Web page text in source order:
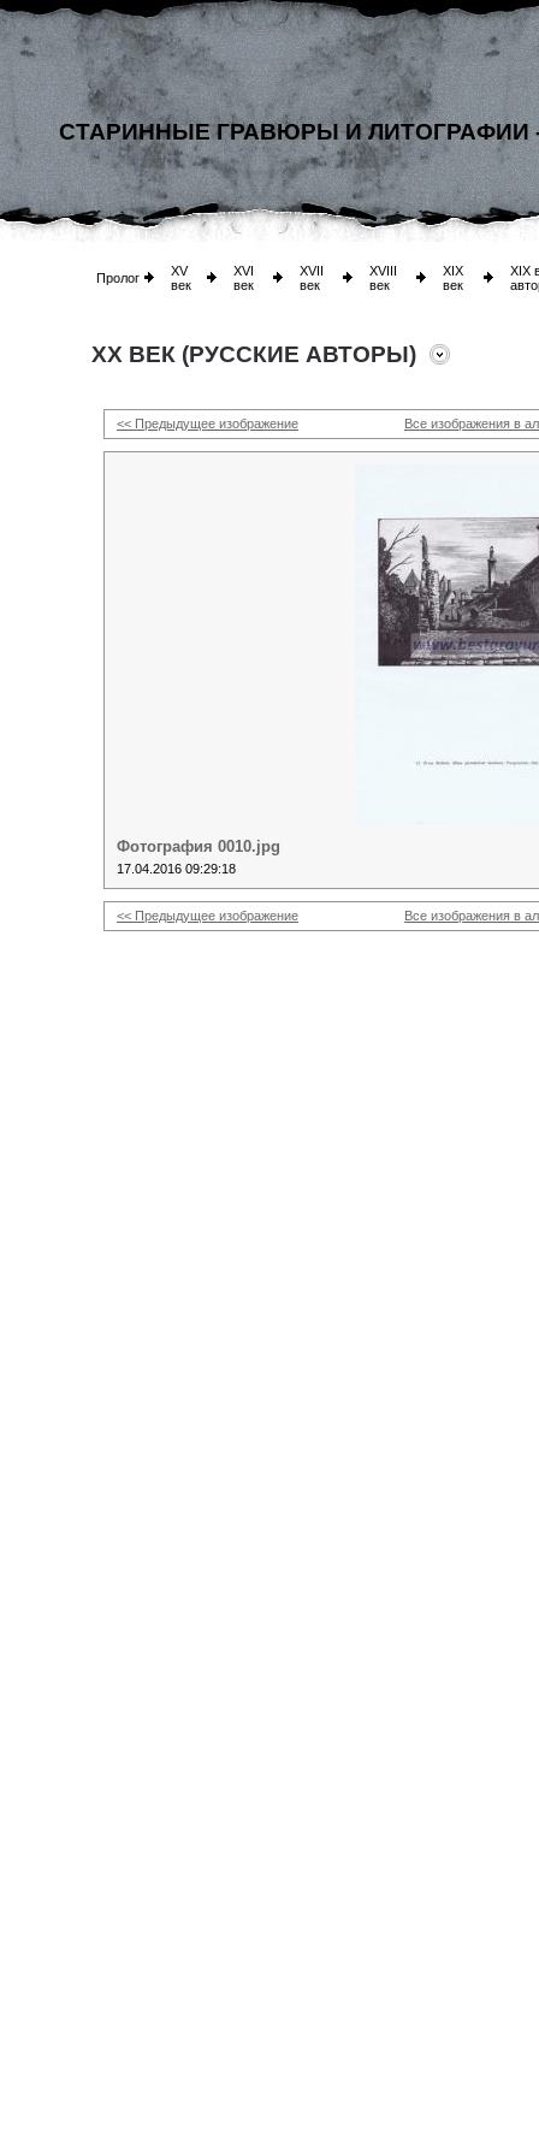
СТАРИННЫЕ ГРАВЮРЫ И ЛИТОГРАФИИ
Пролог
XV
век
XVI
век
XVII
век
XVIII
век
XIX
век
XIX
XX ВЕК (РУССКИЕ АВТОРЫ)
<< Предыдущее изображение Все изображения в
Фотография 0010.jpg
17.04.2016 09:29:18
<< Предыдущее изображение Все изображения в